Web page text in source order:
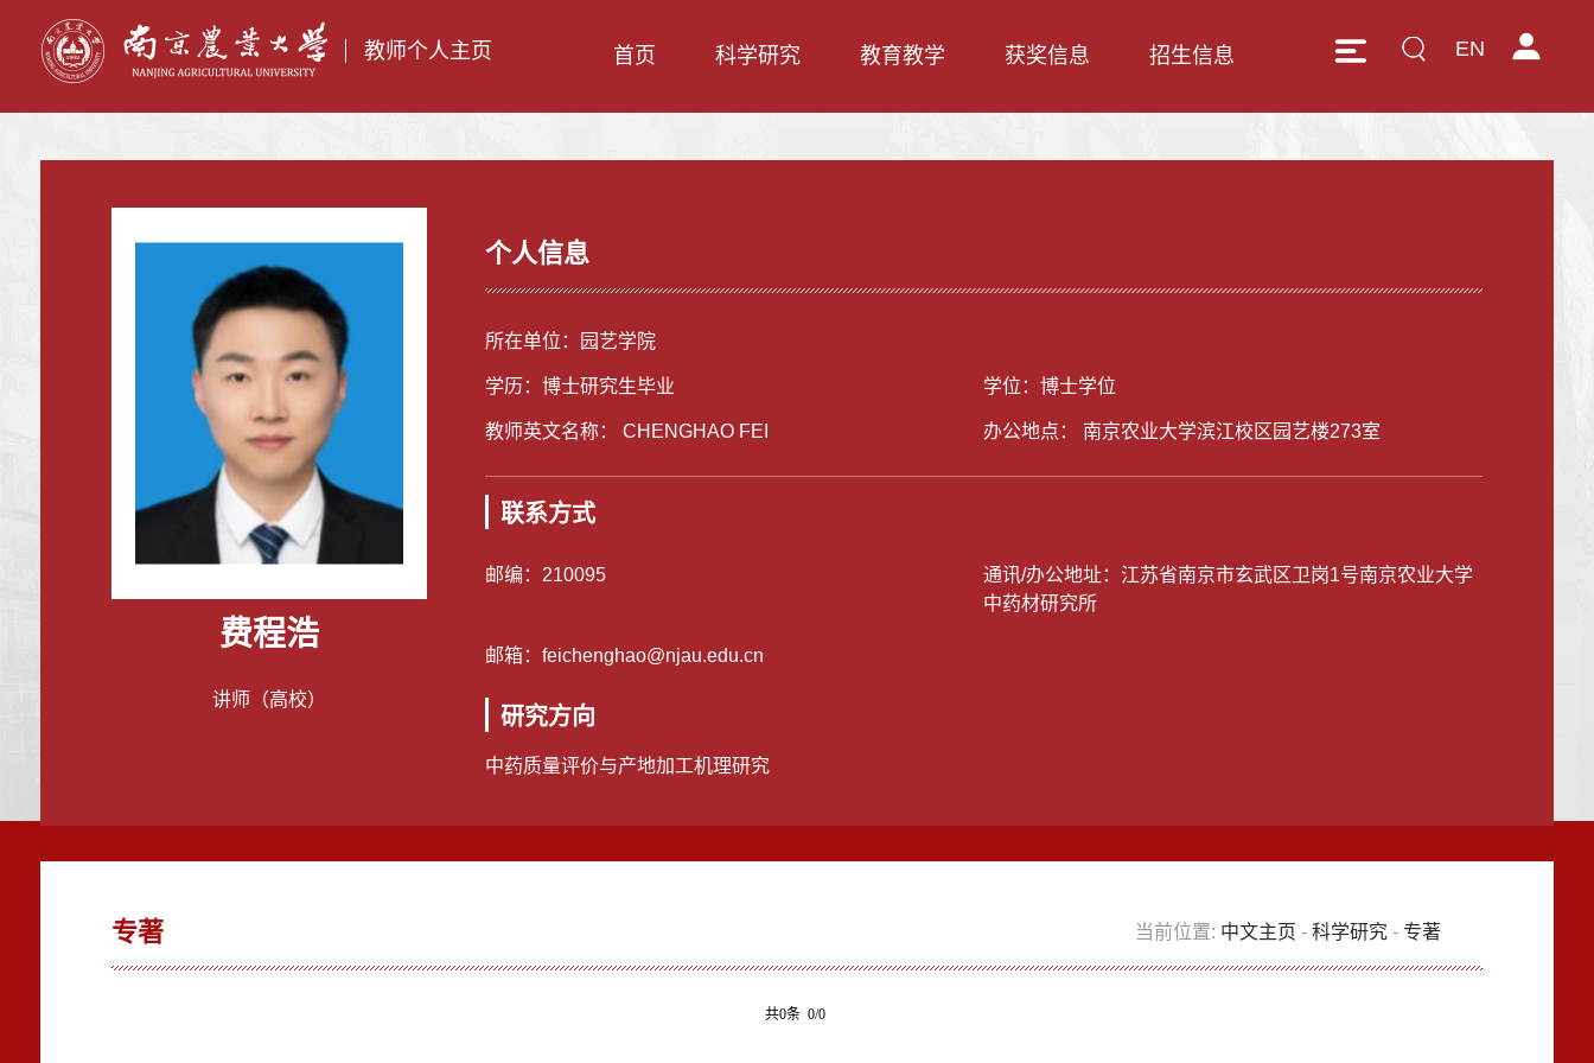
教师个人主页 EN
首页 科学研究 教育教学 获奖信息 招生信息
费程浩
讲师（高校）
个人信息
所在单位：园艺学院
学历：博士研究生毕业 学位：博士学位
教师英文名称： CHENGHAO FEI 办公地点： 南京农业大学滨江校区园艺楼273室
联系方式
邮编： 210095 通讯/办公地址： 江苏省南京市玄武区卫岗1号南京农业大学
中药材研究所
邮箱： feichenghao@njau.edu.cn
研究方向
中药质量评价与产地加工机理研究
专著 当前位置: 中文主页 -科学研究 - 专著
共0条 0/0